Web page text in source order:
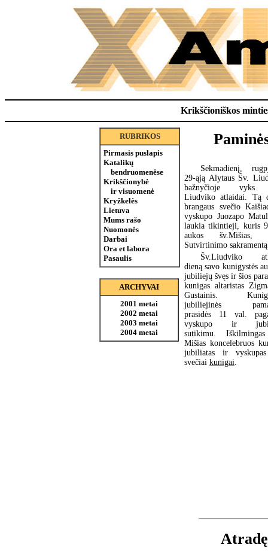
Krikščioniškos
RUBRIKOS
Pirmasis puslapis
Katalikų
bendruomenėse
Krikščionybė
ir visuomenė
Kryžkelės
Lietuva
Mums rašo
Nuomonės
Darbai
Ora et labora
Pasaulis
ARCHYVAI
2001 metai
2002 metai
2003 metai
2004 metai
Sekmadienį,
29-ąją Alytaus Šv.
bažnyčioje vyks
Liudviko atlaidai. Tą
brangaus svečio
vyskupo Juozapo
laukia tikintieji, kuris
aukos šv.Mišias,
Sutvirtinimo
Šv.Liudviko
dieną savo kunigystės
jubiliejų švęs ir šios
kunigas altaristas
Gustainis.
jubiliejinės
prasidės 11 val.
vyskupo ir
sutikimu.
Mišias koncelebruos
jubiliatas ir
svečiai kunigai